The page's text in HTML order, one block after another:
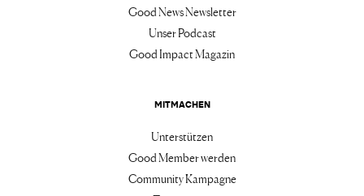
Good News Newsletter
Unser Podcast
Good Impact Magazin
MITMACHEN
Unterstützen
Good Member werden
Community Kampagne